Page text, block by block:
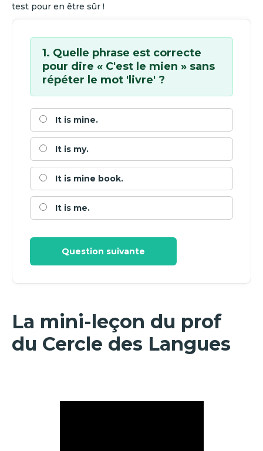
test pour en être sûr !
1. Quelle phrase est correcte
pour dire « C'est le mien » sans
répéter le mot 'livre' ?
It is mine.
It is my.
It is mine book.
It is me.
Question suivante
La mini-leçon du prof
du Cercle des Langues